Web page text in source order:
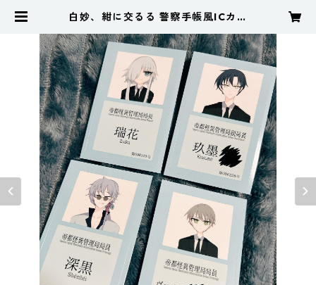
白妙、紺に交るる 警察手帳風ICカー